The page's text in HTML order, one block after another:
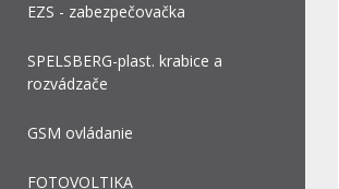
EZS - zabezpečovačka
SPELSBERG-plast. krabice a
rozvádzače
GSM ovládanie
FOTOVOLTIKA